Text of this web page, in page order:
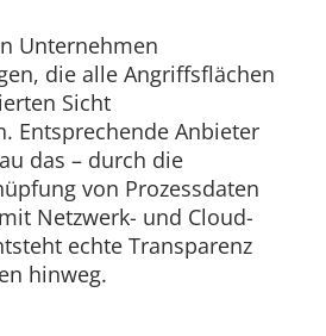
Unternehmen
die alle Angriffsflächen
Sicht
Entsprechende Anbieter
das – durch die
von Prozessdaten
Netzwerk- und Cloud-
echte Transparenz
hinweg.